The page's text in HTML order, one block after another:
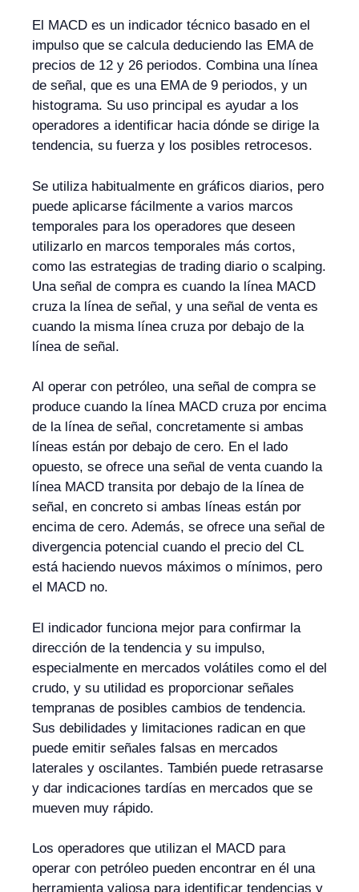
El MACD es un indicador técnico basado en el
impulso que se calcula deduciendo las EMA de
precios de 12 y 26 periodos. Combina una línea
de señal, que es una EMA de 9 periodos, y un
histograma. Su uso principal es ayudar a los
operadores a identificar hacia dónde se dirige la
tendencia, su fuerza y los posibles retrocesos.
Se utiliza habitualmente en gráficos diarios, pero
puede aplicarse fácilmente a varios marcos
temporales para los operadores que deseen
utilizarlo en marcos temporales más cortos,
como las estrategias de trading diario o scalping.
Una señal de compra es cuando la línea MACD
cruza la línea de señal, y una señal de venta es
cuando la misma línea cruza por debajo de la
línea de señal.
Al operar con petróleo, una señal de compra se
produce cuando la línea MACD cruza por encima
de la línea de señal, concretamente si ambas
líneas están por debajo de cero. En el lado
opuesto, se ofrece una señal de venta cuando la
línea MACD transita por debajo de la línea de
señal, en concreto si ambas líneas están por
encima de cero. Además, se ofrece una señal de
divergencia potencial cuando el precio del CL
está haciendo nuevos máximos o mínimos, pero
el MACD no.
El indicador funciona mejor para confirmar la
dirección de la tendencia y su impulso,
especialmente en mercados volátiles como el del
crudo, y su utilidad es proporcionar señales
tempranas de posibles cambios de tendencia.
Sus debilidades y limitaciones radican en que
puede emitir señales falsas en mercados
laterales y oscilantes. También puede retrasarse
y dar indicaciones tardías en mercados que se
mueven muy rápido.
Los operadores que utilizan el MACD para
operar con petróleo pueden encontrar en él una
herramienta valiosa para identificar tendencias y